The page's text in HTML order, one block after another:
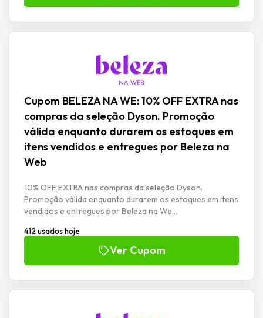
Cupom BELEZA NA WE: 10% OFF EXTRA nas
compras da seleção Dyson. Promoção
válida enquanto durarem os estoques em
itens vendidos e entregues por Beleza na
Web
10% OFF EXTRA nas compras da seleção Dyson.
Promoção válida enquanto durarem os estoques em itens
vendidos e entregues por Beleza na We...
412 usados hoje
Ver Cupom